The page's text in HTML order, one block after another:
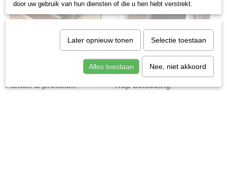
Plinten & profielen Trap bekleding
door uw gebruik van hun diensten of die u hen hebt verstrekt.
Later opnieuw tonen Selectie toestaan
Alles toestaan Nee, niet akkoord